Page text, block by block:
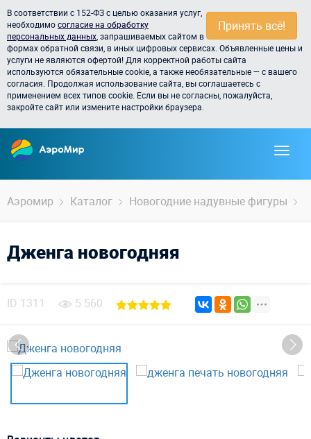
Принять всё!
В соответствии с 152-ФЗ с целью оказания услуг,
необходимосогласие на обработку
персональных данных , запрашиваемых сайтом в
формах обратной связи, в иных цифровых сервисах. Объявленные цены и
услуги не являются офертой! Для корректной работы сайта
используются обязательные cookie, а также необязательные — с вашего
согласия. Продолжая использование сайта, вы соглашаетесь с
применением всех типов cookie. Если вы не согласны, пожалуйста,
закройте сайт или измените настройки браузера.
Аэромир Каталог Новогодние надувные фигуры
Дженга новогодняя
ID 1311 5 560